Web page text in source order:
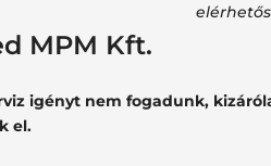
MPM Kft.
igényt nem fogadunk,
el.